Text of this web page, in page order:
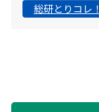
総研とりコレ！